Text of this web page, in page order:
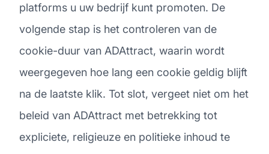
platforms u uw bedrijf kunt promoten. De
volgende stap is het controleren van de
cookie-duur van ADAttract, waarin wordt
weergegeven hoe lang een cookie geldig blijft
na de laatste klik. Tot slot, vergeet niet om het
beleid van ADAttract met betrekking tot
expliciete, religieuze en politieke inhoud te